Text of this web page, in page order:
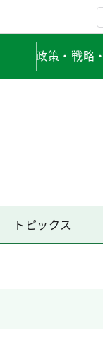
政策・戦略
トピックス